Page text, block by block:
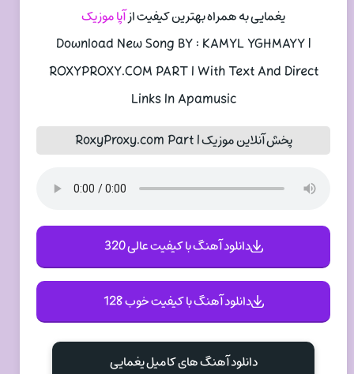
یغمایی به همراه بهترین کیفیت ازآپا موزیک
Download New Song BY : KAMYL YGHMAYY |
ROXYPROXY.COM PART I With Text And Direct
Links In Apamusic
پخش آنلاین موزیک RoxyProxy.com Part I
دانلود آهنگ با کیفیت عالی 320
دانلود آهنگ با کیفیت خوب 128
دانلود آهنگ های کامیل یغمایی